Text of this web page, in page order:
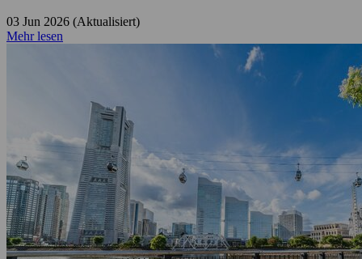
03 Jun 2026 (Aktualisiert)
Mehr lesen